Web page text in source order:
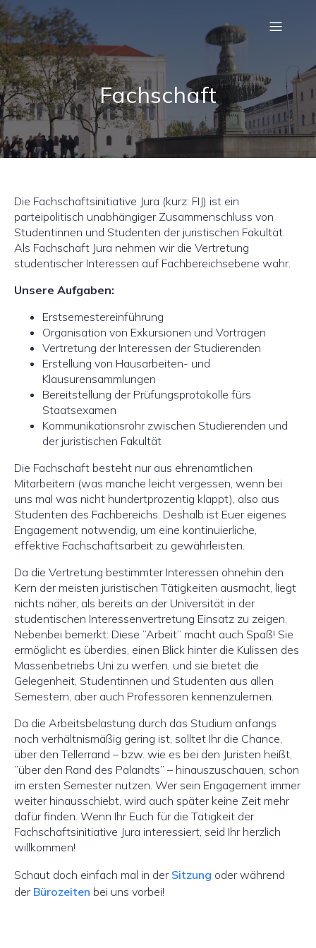
Fachschaft
Die Fachschaftsinitiative Jura (kurz: FIJ) ist ein
parteipolitisch unabhängiger Zusammenschluss von
Studentinnen und Studenten der juristischen Fakultät.
Als Fachschaft Jura nehmen wir die Vertretung
studentischer Interessen auf Fachbereichsebene wahr.
Unsere Aufgaben:
Erstsemestereinführung
Organisation von Exkursionen und Vorträgen
Vertretung der Interessen der Studierenden
Erstellung von Hausarbeiten- und
Klausurensammlungen
Bereitstellung der Prüfungsprotokolle fürs
Staatsexamen
Kommunikationsrohr zwischen Studierenden und
der juristischen Fakultät
Die Fachschaft besteht nur aus ehrenamtlichen
Mitarbeitern (was manche leicht vergessen, wenn bei
uns mal was nicht hundertprozentig klappt), also aus
Studenten des Fachbereichs. Deshalb ist Euer eigenes
Engagement notwendig, um eine kontinuierliche,
effektive Fachschaftsarbeit zu gewährleisten.
Da die Vertretung bestimmter Interessen ohnehin den
Kern der meisten juristischen Tätigkeiten ausmacht, liegt
nichts näher, als bereits an der Universität in der
studentischen Interessenvertretung Einsatz zu zeigen.
Nebenbei bemerkt: Diese ”Arbeit” macht auch Spaß! Sie
ermöglicht es überdies, einen Blick hinter die Kulissen des
Massenbetriebs Uni zu werfen, und sie bietet die
Gelegenheit, Studentinnen und Studenten aus allen
Semestern, aber auch Professoren kennenzulernen.
Da die Arbeitsbelastung durch das Studium anfangs
noch verhältnismäßig gering ist, solltet Ihr die Chance,
über den Tellerrand – bzw. wie es bei den Juristen heißt,
”über den Rand des Palandts” – hinauszuschauen, schon
im ersten Semester nutzen. Wer sein Engagement immer
weiter hinausschiebt, wird auch später keine Zeit mehr
dafür finden. Wenn Ihr Euch für die Tätigkeit der
Fachschaftsinitiative Jura interessiert, seid Ihr herzlich
willkommen!
Schaut doch einfach mal in der Sitzung oder während
der Bürozeiten bei uns vorbei!